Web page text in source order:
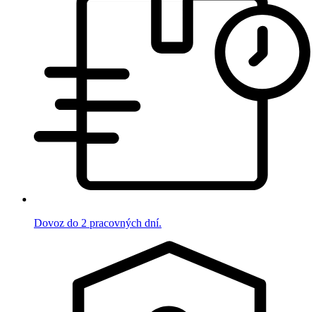
Dovoz do 2 pracovných dní.